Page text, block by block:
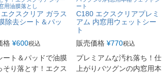
用油膜落とし
クスクリア ガラス
除去シート＆パッ
格 ¥600税込
ート＆パッドで油膜
そり落とす！エクス
ート
C180 エクスクリアプレミ
アム 内窓用ウェットシー
ト
販売価格 ¥770税込
プレミアムな汚れ落ち！仕
上がりバツグンの内窓用本